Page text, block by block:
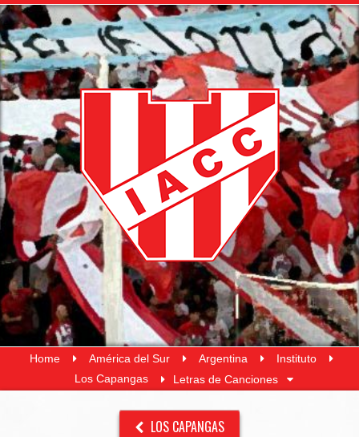
Home América del Sur Argentina
Instituto
Los Capangas
Letras de Canciones
LOS CAPANGAS